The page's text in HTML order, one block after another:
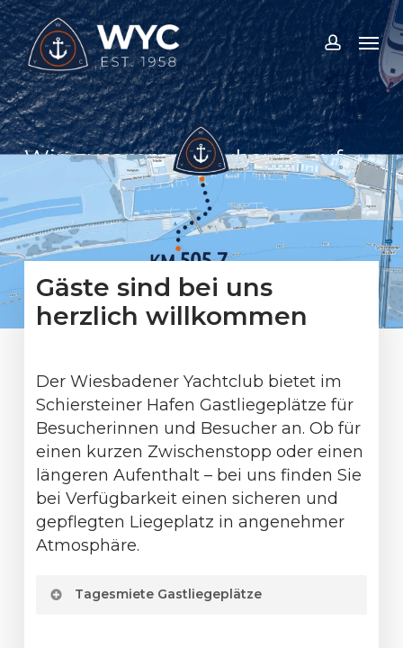
Skip
to
main
content
Wir, zusammen, zuhause auf
dem Wasser
Gastlieger
Gäste sind bei uns
herzlich willkommen
Der Wiesbadener Yachtclub bietet im
Schiersteiner Hafen Gastliegeplätze für
Besucherinnen und Besucher an. Ob für
einen kurzen Zwischenstopp oder einen
längeren Aufenthalt – bei uns finden Sie
bei Verfügbarkeit einen sicheren und
gepflegten Liegeplatz in angenehmer
Atmosphäre.
Tagesmiete Gastliegeplätze